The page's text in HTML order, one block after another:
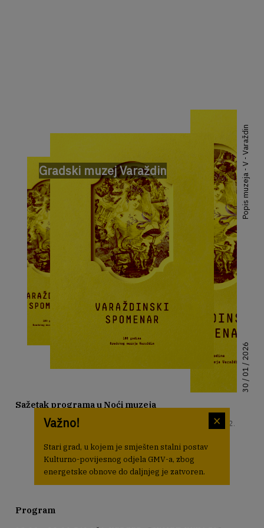
Gradski muzej Varaždin
30 / 01 / 2026
Popis muzeja - V - Varaždin
×
Važno!
Stari grad, u kojem je smješten stalni postav
Kulturno-povijesnog odjela GMV-a, zbog
energetske obnove do daljnjeg je zatvoren.
Sažetak programa u Noći muzeja
Palača Herzer: "Svijet kukaca" / 8. Bijenale slikarstva (2.
Palača Patačić: "Varaždinski spomenar"
Palača Sermage: 8. Bijenale slikarstva (1. dio)
Arena Varaždin: "Muzej za poluvrijeme"
Program